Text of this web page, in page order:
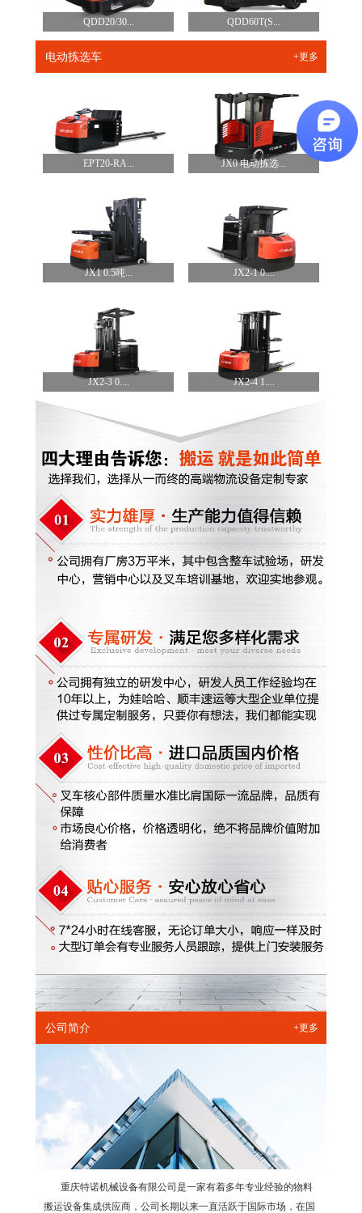
QDD20/30... QDD60T(S...
电动拣选车 +更多
EPT20-RA... JX0 电动拣选...
JX1 0.5吨... JX2-1 0....
JX2-3 0.... JX2-4 1....
公司简介 +更多
重庆特诺机械设备有限公司是一家有着多年专业经验的物料
搬运设备集成供应商，公司长期以来一直活跃于国际市场，在国